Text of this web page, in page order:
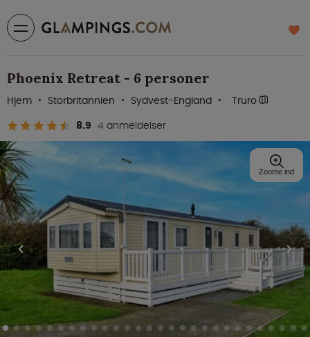
Phoenix Retreat - 6 personer
8.9 4 anmeldelser
Hjem Storbritannien Sydvest-England Truro
Zoome ind